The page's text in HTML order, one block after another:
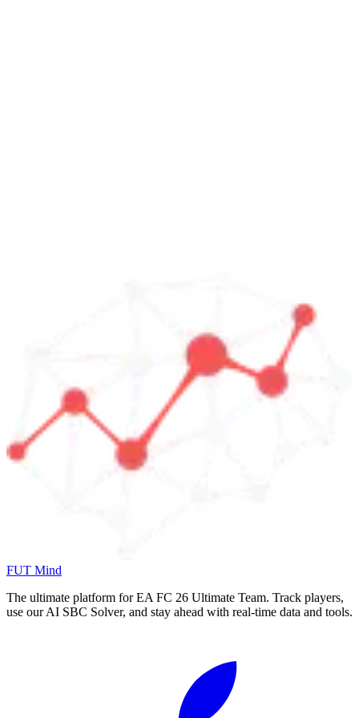
FUT Mind
The ultimate platform for EA FC 26 Ultimate Team. Track players,
use our AI SBC Solver, and stay ahead with real-time data and tools.